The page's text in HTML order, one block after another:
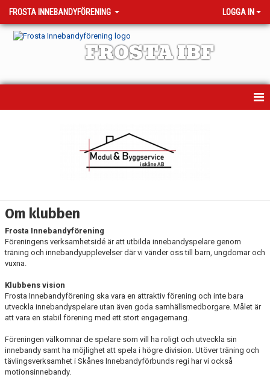
FROSTA INNEBANDYFÖRENING LOGGA IN
FROSTA IBF
VÅRA LAG - KONTAKTPERSONER
KLUBBKLÄDER
SPONSRING
Om klubben
Frosta Innebandyförening
Föreningens verksamhetsidé är att utbilda innebandyspelare genom
träning och innebandyupplevelser där vi vänder oss till barn, ungdomar och
vuxna.
Klubbens vision
Frosta Innebandyförening ska vara en attraktiv förening och inte bara
utveckla innebandyspelare utan även goda samhällsmedborgare. Målet är
att vara en stabil förening med ett stort engagemang.
Föreningen välkomnar de spelare som vill ha roligt och utveckla sin
innebandy samt ha möjlighet att spela i högre division. Utöver träning och
tävlingsverksamhet i Skånes Innebandyförbunds regi har vi också
motionsinnebandy.